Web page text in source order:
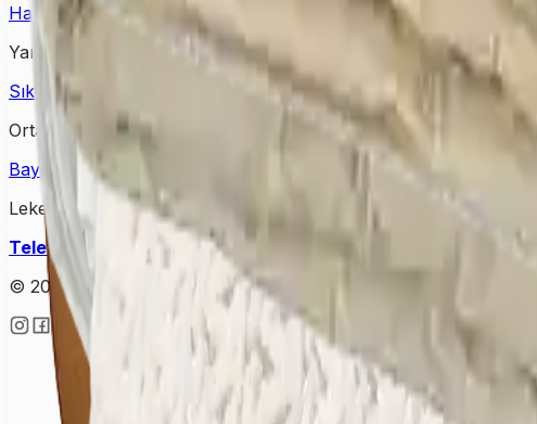
Hakkımızda
İletişim Kampanyalar
Yardım & Destek
Sıkça Sorulan Sorular
Kişisel Verilerin Korunması Gizlilik Politikası
Ortağımız Olun
Bayimiz Olun
Lekesepeti Temizlik Hizmetleri
Telefon
: +90 (850) 888 90 50 Adres
© 2025 • Lekesepeti